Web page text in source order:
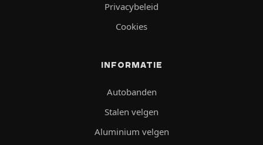
Privacybeleid
Cookies
INFORMATIE
Autobanden
Stalen velgen
Aluminium velgen